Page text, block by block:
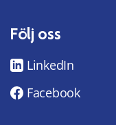
Följ oss
LinkedIn
Facebook